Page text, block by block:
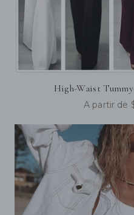
High-Waist
A partir de